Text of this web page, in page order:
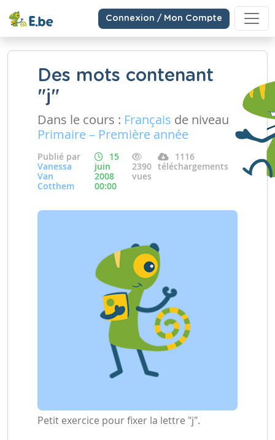
Connexion / Mon Compte
Des mots contenant
"j"
Dans le cours : Français de niveau
Primaire – Première année
Publié par
Vanessa
Van
Cotthem
15
juin
2008
00:00
2390
vues
1116
téléchargements
Petit exercice pour fixer la lettre "j".